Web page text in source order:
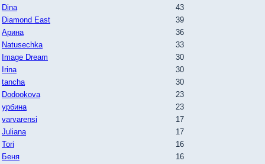
Dina
43
Diamond East
39
Арина
36
Natusechka
33
Image Dream
30
Irina
30
tancha
30
Dodookova
23
урбина
23
varvarensi
17
Juliana
17
Tori
16
Беня
16